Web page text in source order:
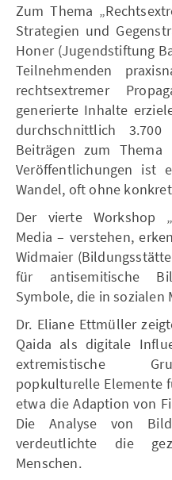
Zum Thema
Strategien und
Honer (Jugendstiftung
Teilnehmenden
rechtsextremer
generierte Inhalte
durchschnittlich
Beiträgen zum Thema
Veröffentlichungen ist
Wandel, oft ohne
Der vierte Workshop
Media – verstehen,
Widmaier
für antisemitische
Symbole, die in sozialen
Dr. Eliane Ettmüller
Qaida als digitale
extremistische
popkulturelle Elemente
etwa die Adaption von
Die Analyse von
verdeutlichte die
Menschen.